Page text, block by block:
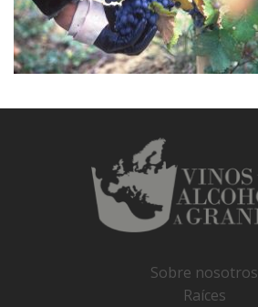
Sobre nosotros
Raíces